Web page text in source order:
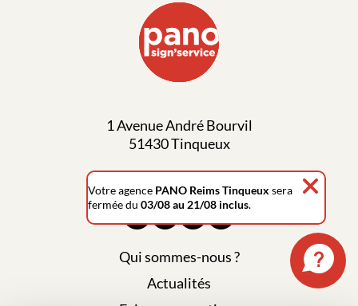
1 Avenue André Bourvil
51430 Tinqueux
03 26 03 70 11
Qui sommes-nous ?
Actualités
Votre agence PANO Reims Tinqueuxsera
fermée du 03/08 au 21/08 inclus.